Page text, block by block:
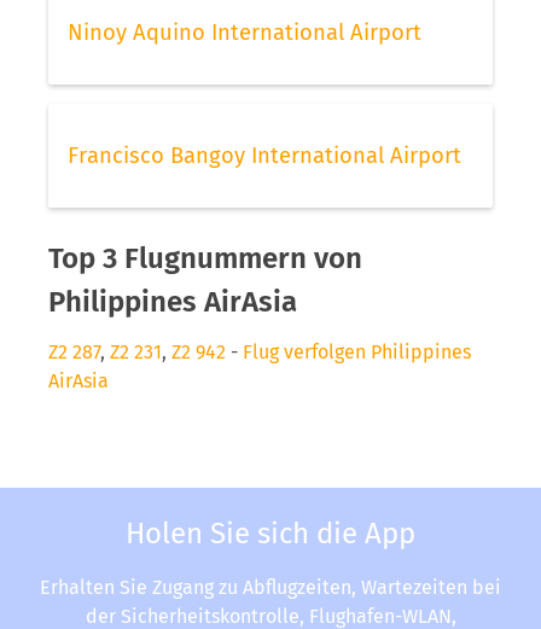
Ninoy Aquino International Airport
Francisco Bangoy International Airport
Top 3 Flugnummern von
Philippines AirAsia
Z2 287, Z2 231, Z2 942 - Flug verfolgen Philippines
AirAsia
Holen Sie sich die App
Erhalten Sie Zugang zu Abflugzeiten, Wartezeiten bei
der Sicherheitskontrolle, Flughafen-WLAN,